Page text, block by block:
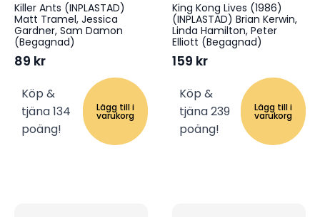
Killer Ants (INPLASTAD)
Matt Tramel, Jessica
Gardner, Sam Damon
(Begagnad)
89 kr
Köp &
tjäna 134
poäng!
Lägg till i
varukorg
King Kong Lives (1986)
(INPLASTAD) Brian Kerwin,
Linda Hamilton, Peter
Elliott (Begagnad)
159 kr
Köp &
tjäna 239
poäng!
Lägg till i
varukorg